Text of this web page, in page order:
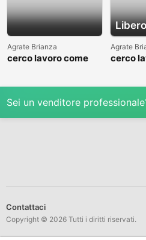
Agrate Brianza
cerco lavoro come
Libero
Agrate
cerco
Sei un venditore
Contattaci
Copyright © 2026 Tutti i diritti riservati.